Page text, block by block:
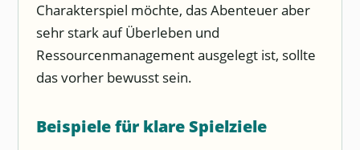
Charakterspiel möchte, das Abenteuer aber
sehr stark auf Überleben und
Ressourcenmanagement ausgelegt ist, sollte
das vorher bewusst sein.
Beispiele für klare Spielziele